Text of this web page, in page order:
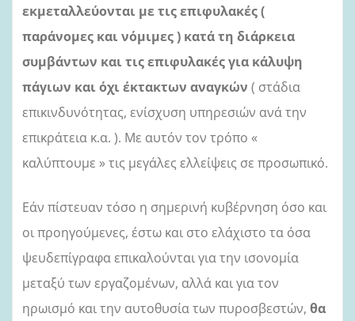
εκμεταλλεύονται με τις επιφυλακές (
παράνομες και νόμιμες ) κατά τη διάρκεια
συμβάντων και τις επιφυλακές για κάλυψη
πάγιων και όχι έκτακτων αναγκών ( στάδια
επικινδυνότητας, ενίσχυση υπηρεσιών ανά την
επικράτεια κ.α. ). Με αυτόν τον τρόπο «
καλύπτουμε » τις μεγάλες ελλείψεις σε προσωπικό.
Εάν πίστευαν τόσο η σημερινή κυβέρνηση όσο και
οι προηγούμενες, έστω και στο ελάχιστο τα όσα
ψευδεπίγραφα επικαλούνται για την ισονομία
μεταξύ των εργαζομένων, αλλά και για τον
ηρωισμό και την αυτοθυσία των πυροσβεστών, θα